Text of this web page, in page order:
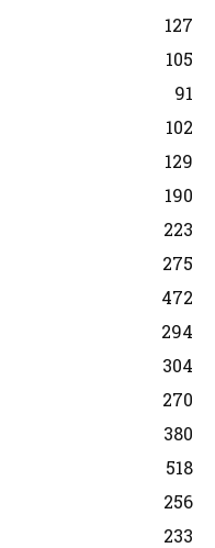
127
105
91
102
129
190
223
275
472
294
304
270
380
518
256
233